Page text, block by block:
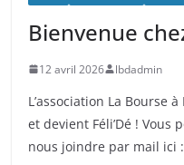
Bienvenue
12 avril 2026 lbdadmin
L’association La Bourse
et devient Féli’Dé ! Vous
nous joindre par mail ici :